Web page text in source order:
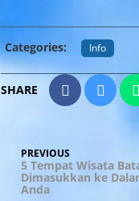
Categories: Info
SHARE
Post
navigation
Previous
Post
PREVIOUS
5 Tempat Wisata
Dimasukkan ke
Anda